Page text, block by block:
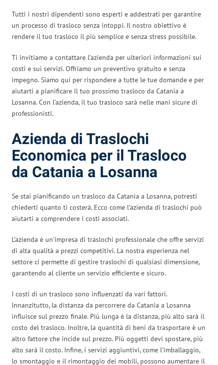
Tutti i nostri dipendenti sono esperti e addestrati per garantire
un processo di trasloco senza intoppi. Il nostro obiettivo è
rendere il tuo trasloco il più semplice e senza stress possibile.
Ti invitiamo a contattare l’azienda per ulteriori informazioni sui
costi e sui servizi. Offriamo un preventivo gratuito e senza
impegno. Siamo qui per rispondere a tutte le tue domande e per
aiutarti a pianificare il tuo prossimo trasloco da Catania a
Losanna. Con l’azienda, il tuo trasloco sarà nelle mani sicure di
professionisti.
Azienda di Traslochi
Economica per il Trasloco
da Catania a Losanna
Se stai pianificando un trasloco da Catania a Losanna, potresti
chiederti quanto ti costerà. Ecco come l’azienda di traslochi può
aiutarti a comprendere i costi associati.
L’azienda è un’impresa di traslochi professionale che offre servizi
di alta qualità a prezzi competitivi. La nostra esperienza nel
settore ci permette di gestire traslochi di qualsiasi dimensione,
garantendo al cliente un servizio efficiente e sicuro.
I costi di un trasloco sono influenzati da vari fattori.
Innanzitutto, la distanza da percorrere da Catania a Losanna
influisce sul prezzo finale. Più lunga è la distanza, più alto sarà il
costo del trasloco. Inoltre, la quantità di beni da trasportare è un
altro fattore che incide sul prezzo. Più oggetti devi spostare, più
alto sarà il costo. Infine, i servizi aggiuntivi, come l’imballaggio,
lo smontaggio e il rimontaggio dei mobili, possono aumentare il